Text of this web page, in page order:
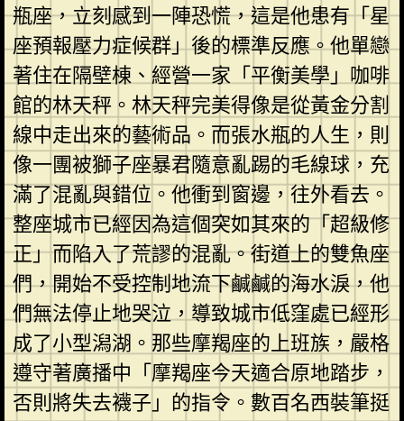
瓶座，立刻感到一陣恐慌，這是他患有「星
座預報壓力症候群」後的標準反應。他單戀
著住在隔壁棟、經營一家「平衡美學」咖啡
館的林天秤。林天秤完美得像是從黃金分割
線中走出來的藝術品。而張水瓶的人生，則
像一團被獅子座暴君隨意亂踢的毛線球，充
滿了混亂與錯位。他衝到窗邊，往外看去。
整座城市已經因為這個突如其來的「超級修
正」而陷入了荒謬的混亂。街道上的雙魚座
們，開始不受控制地流下鹹鹹的海水淚，他
們無法停止地哭泣，導致城市低窪處已經形
成了小型潟湖。那些摩羯座的上班族，嚴格
遵守著廣播中「摩羯座今天適合原地踏步，
否則將失去襪子」的指令。數百名西裝筆挺